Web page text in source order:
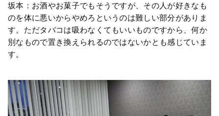
坂本：お酒やお菓子でもそうですが、その人が好きなも
のを体に悪いからやめろというのは難しい部分がありま
す。ただタバコは吸わなくてもいいものですから、何か
別なもので置き換えられるのではないかとも感じていま
す。